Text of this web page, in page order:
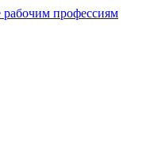
рабочим профессиям